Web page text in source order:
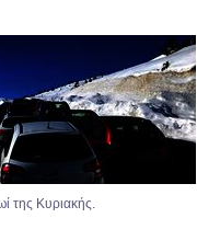
της Κυριακής.